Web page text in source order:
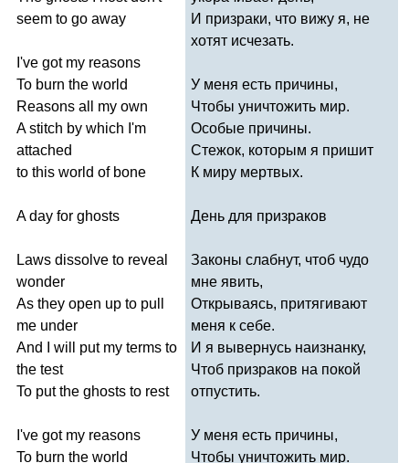
seem to go away
I've got my reasons
To burn the world
Reasons all my own
A stitch by which I'm
attached
to this world of bone
A day for ghosts
Laws dissolve to reveal
wonder
As they open up to pull
me under
And
will put my terms to
the test
To put the ghosts to rest
I've got my reasons
To burn the world
И призраки, что вижу я, не
хотят исчезать.
У меня есть причины,
Чтобы уничтожить мир.
Особые причины.
Стежок, которым я пришит
К миру мертвых.
День для призраков
Законы слабнут, чтоб чудо
мне явить,
Открываясь, притягивают
меня к себе.
И я вывернусь наизнанку,
Чтоб призраков на покой
отпустить.
У меня есть причины,
Чтобы уничтожить мир.